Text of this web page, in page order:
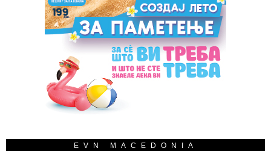
EVN MACEDONIA